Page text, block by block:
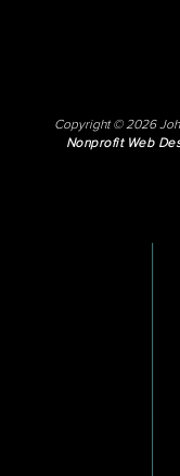
Copyright © 2026
Nonprofit Web